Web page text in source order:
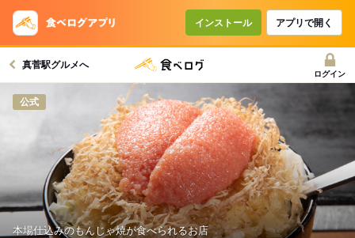
インストール アプリで開く
真菅駅グルメへ
ログイン
公式
本場仕込みのもんじゃ焼が食べられるお店
コースで使えるクーポン
戻る
クーポンを利用せず予約する